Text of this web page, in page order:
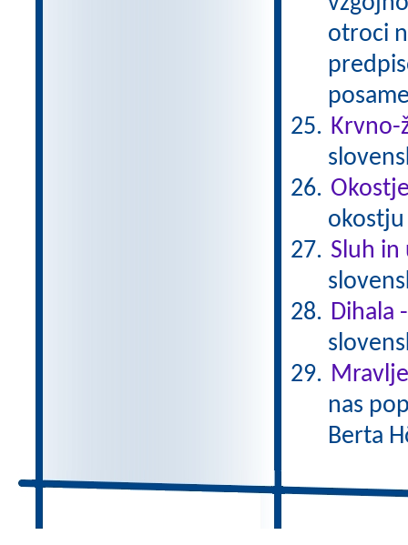
otroci
Krvno-
Sluh
Dihala
nas
Berta